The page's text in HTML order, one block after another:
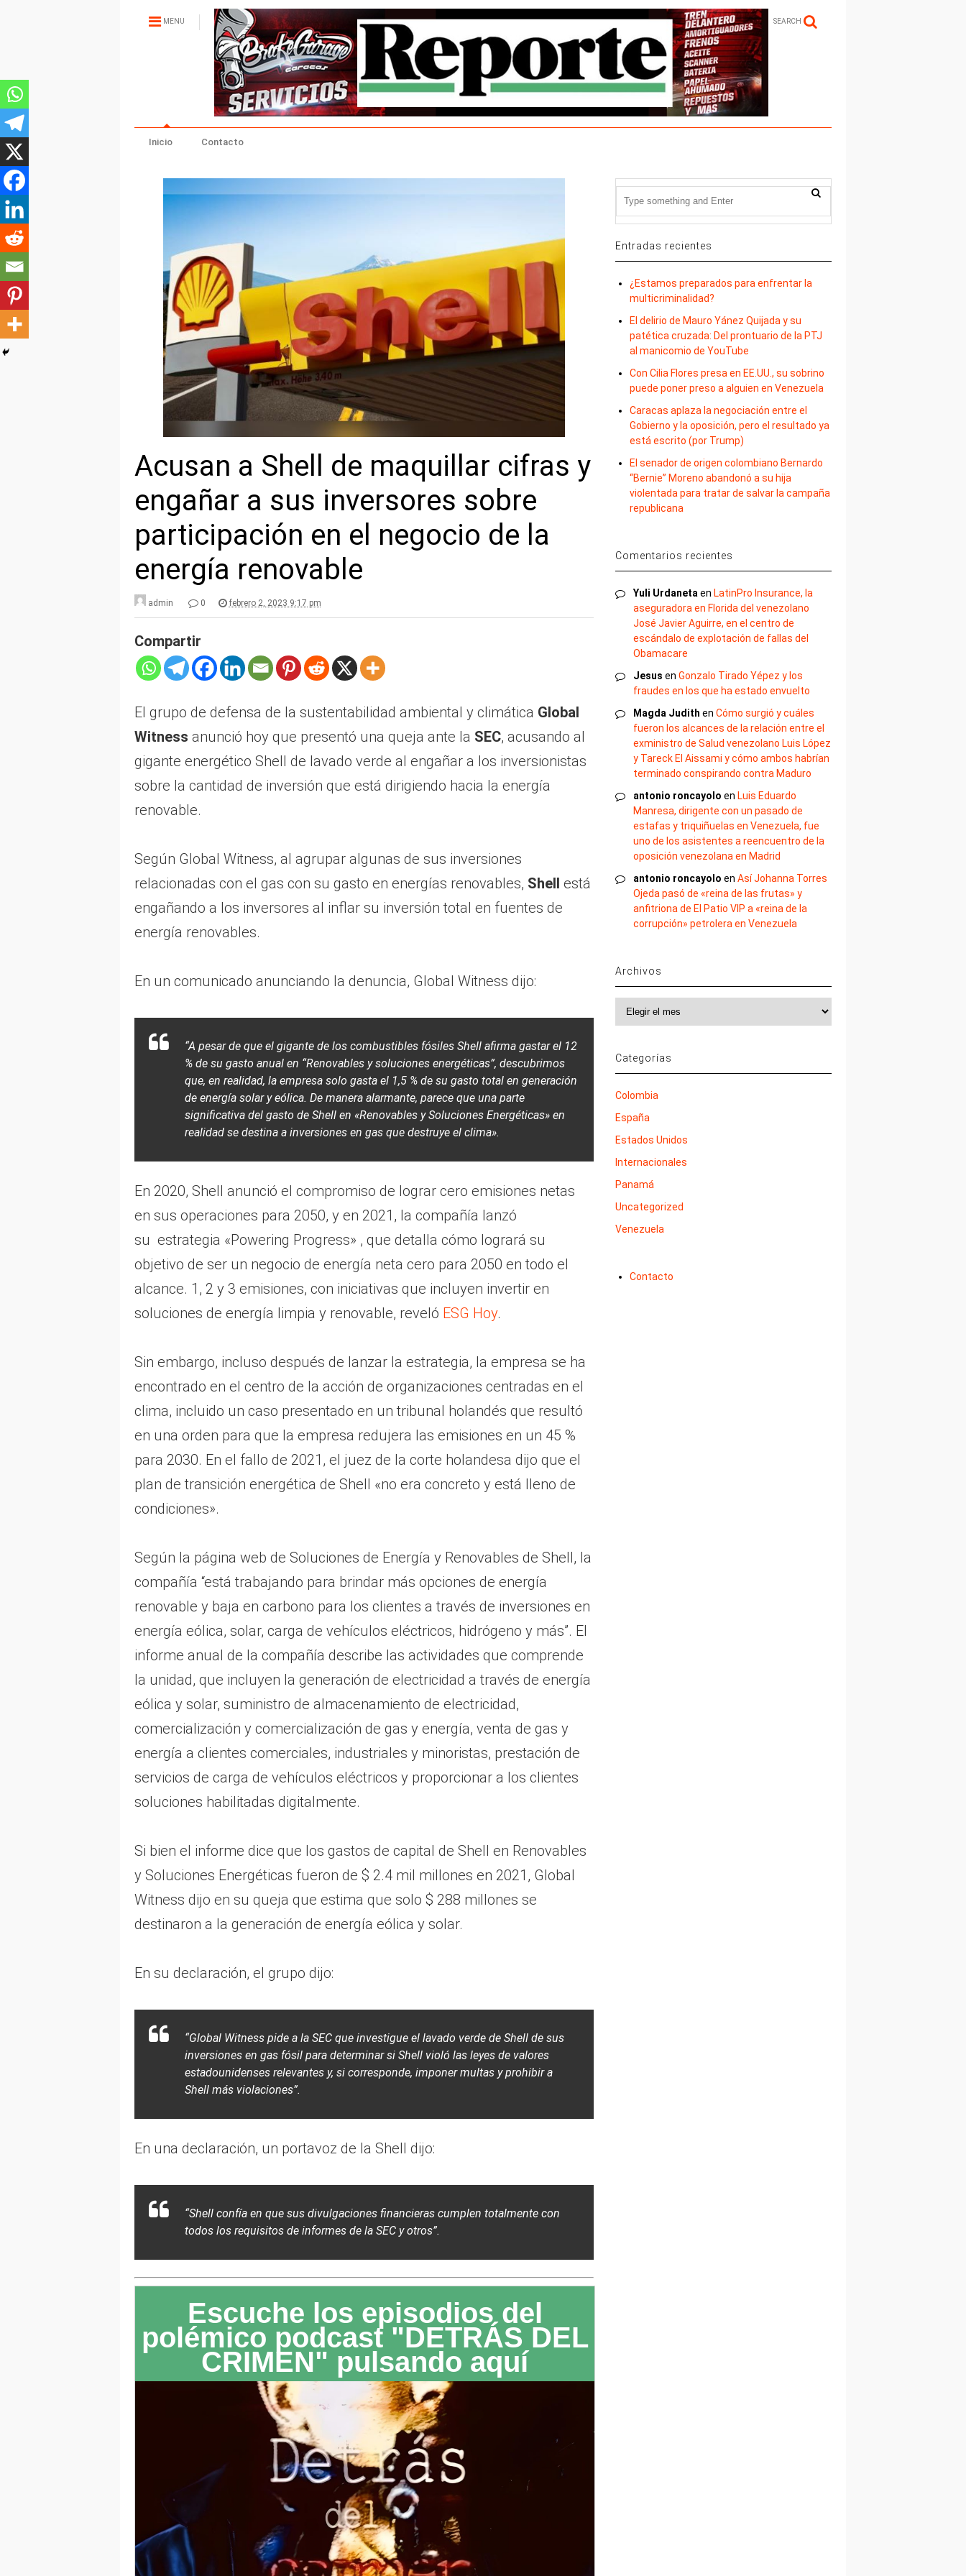
MENU SEARCH
Inicio Contacto
Acusan a Shell de maquillar cifras y
engañar a sus inversores sobre
participación en el negocio de la
energía renovable
admin 0 febrero 2, 2023 9:17 pm
Compartir
El grupo de defensa de la sustentabilidad ambiental y climática Global
Witness anunció hoy que presentó una queja ante la SEC, acusando al
gigante energético Shell de lavado verde al engañar a los inversionistas
sobre la cantidad de inversión que está dirigiendo hacia la energía
renovable.
Según Global Witness, al agrupar algunas de sus inversiones
relacionadas con el gas con su gasto en energías renovables, Shell está
engañando a los inversores al inflar su inversión total en fuentes de
energía renovables.
En un comunicado anunciando la denuncia, Global Witness dijo:
“A pesar de que el gigante de los combustibles fósiles Shell afirma gastar el 12
% de su gasto anual en “Renovables y soluciones energéticas”, descubrimos
que, en realidad, la empresa solo gasta el 1,5 % de su gasto total en generación
de energía solar y eólica. De manera alarmante, parece que una parte
significativa del gasto de Shell en «Renovables y Soluciones Energéticas» en
realidad se destina a inversiones en gas que destruye el clima».
En 2020, Shell anunció el compromiso de lograr cero emisiones netas
en sus operaciones para 2050, y en 2021, la compañía lanzó
su estrategia «Powering Progress» , que detalla cómo logrará su
objetivo de ser un negocio de energía neta cero para 2050 en todo el
alcance. 1, 2 y 3 emisiones, con iniciativas que incluyen invertir en
soluciones de energía limpia y renovable, reveló ESG Hoy.
Sin embargo, incluso después de lanzar la estrategia, la empresa se ha
encontrado en el centro de la acción de organizaciones centradas en el
clima, incluido un caso presentado en un tribunal holandés que resultó
en una orden para que la empresa redujera las emisiones en un 45 %
para 2030. En el fallo de 2021, el juez de la corte holandesa dijo que el
plan de transición energética de Shell «no era concreto y está lleno de
condiciones».
Según la página web de Soluciones de Energía y Renovables de Shell, la
compañía “está trabajando para brindar más opciones de energía
renovable y baja en carbono para los clientes a través de inversiones en
energía eólica, solar, carga de vehículos eléctricos, hidrógeno y más”. El
informe anual de la compañía describe las actividades que comprende
la unidad, que incluyen la generación de electricidad a través de energía
eólica y solar, suministro de almacenamiento de electricidad,
comercialización y comercialización de gas y energía, venta de gas y
energía a clientes comerciales, industriales y minoristas, prestación de
servicios de carga de vehículos eléctricos y proporcionar a los clientes
soluciones habilitadas digitalmente.
Si bien el informe dice que los gastos de capital de Shell en Renovables
y Soluciones Energéticas fueron de $ 2.4 mil millones en 2021, Global
Witness dijo en su queja que estima que solo $ 288 millones se
destinaron a la generación de energía eólica y solar.
En su declaración, el grupo dijo:
“Global Witness pide a la SEC que investigue el lavado verde de Shell de sus
inversiones en gas fósil para determinar si Shell violó las leyes de valores
estadounidenses relevantes y, si corresponde, imponer multas y prohibir a
Shell más violaciones”.
En una declaración, un portavoz de la Shell dijo:
“Shell confía en que sus divulgaciones financieras cumplen totalmente con
todos los requisitos de informes de la SEC y otros”.
Escuche los episodios del
polémico podcast "DETRÁS DEL
CRIMEN" pulsando aquí
Entradas recientes
¿Estamos preparados para enfrentar la
multicriminalidad?
El delirio de Mauro Yánez Quijada y su
patética cruzada: Del prontuario de la PTJ
al manicomio de YouTube
Con Cilia Flores presa en EE.UU., su sobrino
puede poner preso a alguien en Venezuela
Caracas aplaza la negociación entre el
Gobierno y la oposición, pero el resultado ya
está escrito (por Trump)
El senador de origen colombiano Bernardo
“Bernie” Moreno abandonó a su hija
violentada para tratar de salvar la campaña
republicana
Comentarios recientes
Yuli Urdaneta en LatinPro Insurance, la
aseguradora en Florida del venezolano
José Javier Aguirre, en el centro de
escándalo de explotación de fallas del
Obamacare
Jesus enGonzalo Tirado Yépez y los
fraudes en los que ha estado envuelto
Magda Judith enCómo surgió y cuáles
fueron los alcances de la relación entre el
exministro de Salud venezolano Luis López
y Tareck El Aissami y cómo ambos habrían
terminado conspirando contra Maduro
antonio roncayolo en Luis Eduardo
Manresa, dirigente con un pasado de
estafas y triquiñuelas en Venezuela, fue
uno de los asistentes a reencuentro de la
oposición venezolana en Madrid
antonio roncayolo enAsí Johanna Torres
Ojeda pasó de «reina de las frutas» y
anfitriona de El Patio VIP a «reina de la
corrupción» petrolera en Venezuela
Archivos
Categorías
Colombia
España
Estados Unidos
Internacionales
Panamá
Uncategorized
Venezuela
Contacto